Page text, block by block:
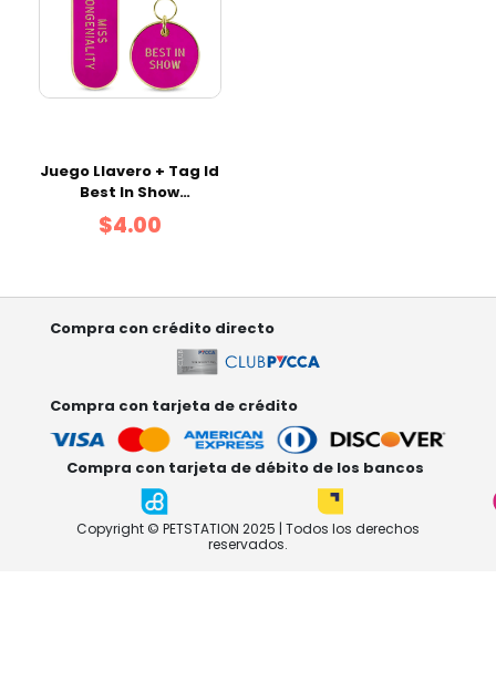
Juego Llavero + Tag Id
Best In Show
Howligans
$4.00
Compra con crédito directo
Compra con tarjeta de crédito
Compra con tarjeta de débito de los bancos
Copyright © PETSTATION 2025 | Todos los derechos
reservados.